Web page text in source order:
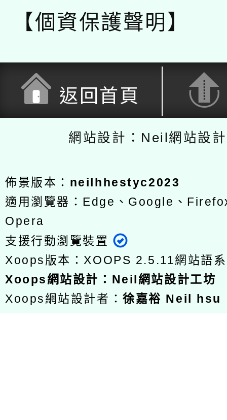
【個資保護聲明】
返回首頁
網站設計：Neil網站設
佈景版本： neilhhestyc2023
適用瀏覽器：Edge、Google、
Opera
支援行動瀏覽裝置
Xoops版本： XOOPS 2.5.11網站語
Xoops網站設計 ： Neil網站設計工坊
Xoops網站設計者：徐嘉裕 Neil hsu